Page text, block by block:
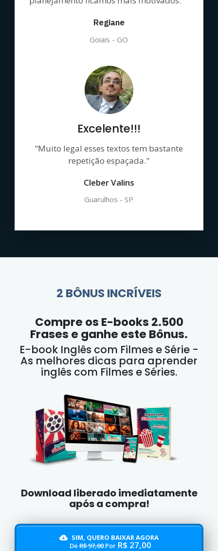
Regiane
Goiais - GO
Excelente!!!
"Muito legal esses textos tem bastante
repetição espaçada."
Cleber Valins
Guarulhos - SP
2 BÔNUS INCRÍVEIS
Compre os E-books 2.500
Frases e ganhe este Bônus.
E-book Inglês com Filmes e Série -
As melhores dicas para aprender
inglês com Filmes e Séries.
Download liberado imediatamente
após a compra!
SIM, QUERO BAIXAR AGORA
DeR$ 97,00Por R$ 27,00